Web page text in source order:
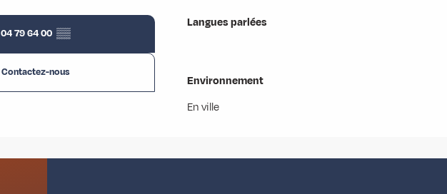
04 79 64 00 ▒▒
Contactez-nous
Langues parlées
Langues parlées
Environnement
Environnement
En ville